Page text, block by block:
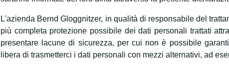
L'azienda Bernd Gloggnitzer, in qualità di responsabile del
più completa protezione possibile dei dati personali trattati
presentare lacune di sicurezza, per cui non è possibile
libera di trasmetterci i dati personali con mezzi alternativi, ad